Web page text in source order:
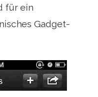
für ein
Gadget-